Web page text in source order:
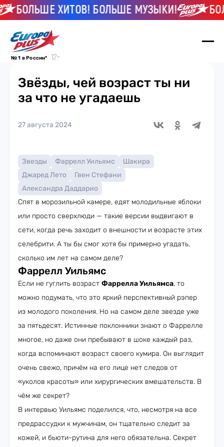
ХИТОВ! БОЛЬШЕ МУЗЫКИ!
№ 1 в России*
Звёзды, чей возраст ты ни
за что не угадаешь
27 августа 2024
Звезды Фаррелл Уильямс
Шакира
Джаред Лето
Гвен Стефани
Александра Даддарио
Спят в морозильной камере, едят молодильные яблоки
или просто сверхлюди — такие версии выдвигают в
сети, когда речь заходит о внешности и возрасте этих
селебрити. А ты бы смог хотя бы примерно угадать,
сколько им лет на самом деле?
Фаррелл Уильямс
Если не гуглить возраст Фаррелла Уильямса, то
можно подумать, что это яркий перспективный рэпер
из молодого поколения. Но на самом деле звезде уже
за пятьдесят. Истинные поклонники знают о Фаррелле
многое, но даже они пребывают в шоке каждый раз,
когда вспоминают возраст своего кумира. Он выглядит
очень свежо, причём на его лице нет следов от
«уколов красоты» или хирургических вмешательств. В
чём же секрет?
В интервью Уильямс поделился, что, несмотря на все
предрассудки к мужчинам, он тщательно следит за
кожей, и бьюти-рутина для него обязательна. Секрет